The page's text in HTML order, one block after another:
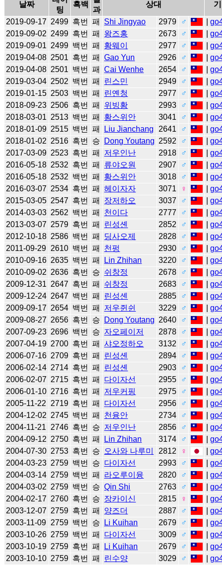
날짜
팅
흑백
과
상대
2019-09-17 2499 흑번 패 Shi Jingyao 2979 ♂ |
2019-09-02 2499 흑번 패 왕즈홍 2673 ♂ |
2019-09-01 2499 백번 패 황웨이 2977 ♂ |
2019-04-08 2501 흑번 패 Gao Yun 2926 ♂ |
2019-04-08 2501 백번 패 Cai Wenhe 2654 ♂ |
2019-03-04 2502 백번 패 린스민 2949 ♂ |
2019-01-15 2503 백번 패 린옌청 2977 ♂ |
2018-09-23 2506 흑번 패 위빙황 2993 ♂ |
2018-03-01 2513 백번 패 황스위안 3041 ♂ |
2018-01-09 2515 백번 패 Liu Jianchang 2641 ♂ |
2018-01-02 2516 흑번 승 Dong Youtang 2592 ♂ |
2017-03-09 2523 흑번 패 저우인난 2918 ♂ |
2016-05-18 2532 흑번 패 류야오원 2907 ♂ |
2016-05-18 2532 백번 패 황스위안 3018 ♂ |
2016-03-07 2534 흑번 패 헤이자자 3071 ♀ |
2015-03-05 2547 흑번 패 장저하오 3037 ♂ |
2014-03-03 2562 백번 패 천이다 2777 ♂ |
2013-03-07 2579 흑번 패 린성셴 2852 ♂ |
2012-10-18 2586 백번 패 딩사오제 2828 ♂ |
2011-09-29 2610 백번 패 천펑 2930 ♂ |
2010-09-16 2635 백번 패 Lin Zhihan 3220 ♂ |
2010-09-02 2636 흑번 승 쉬창정 2678 ♂ |
2009-12-31 2647 흑번 패 쉬창정 2683 ♂ |
2009-12-24 2647 백번 패 린성셴 2885 ♂ |
2009-09-17 2654 백번 패 저우쥔쉰 3229 ♂ |
2009-08-27 2656 흑번 승 Dong Youtang 2640 ♂ |
2007-09-23 2696 백번 승 자오페이저 2878 ♂ |
2007-04-19 2700 흑번 패 샤오정하오 3132 ♂ |
2006-07-16 2709 흑번 패 린성셴 2894 ♂ |
2006-02-14 2714 흑번 패 린성셴 2903 ♂ |
2006-02-07 2715 흑번 패 다이자선 2955 ♂ |
2006-01-10 2716 흑번 패 저우커핑 2975 ♂ |
2005-11-22
2719 흑번 패 다이자선 2956 ♂ |
2004-12-02 2745 백번 패 천융안 2734 ♂ |
2004-11-21
2746 흑번 승 저우인난 2856 ♂ |
2004-09-12 2750 흑번 패 Lin Zhihan 3174 ♂ |
2004-07-30 2753 흑번 승 오사와 나루미 2812 ♀ |
2004-03-23 2759 백번 승 다이자선 2993 ♂ |
2004-03-14 2759 백번 패 라오루이융 2820 ♂ |
2004-03-02 2759 백번 승 Qin Shi 2763 ♂ |
2004-02-17 2760 흑번 승 장카이신 2815 ♀ |
2003-12-07 2759 흑번 패 양즈더 2887 ♂ |
2003-11-09 2759 백번 승 Li Kuihan 2679 ♂ |
2003-10-26 2759 백번 패 다이자선 3009 ♂ |
2003-10-19 2759 흑번 패 Li Kuihan 2679 ♂ |
2003-10-10 2759 흑번 패 린수양 3029 ♂ |